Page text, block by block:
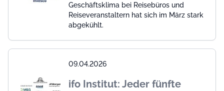
Geschäftsklima bei Reisebüros und
Reiseveranstaltern hat sich im März stark
abgekühlt.
09.04.2026
ifo Institut: Jeder fünfte